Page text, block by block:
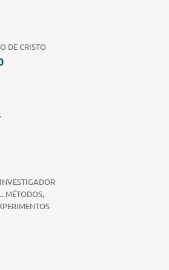
DE CRISTO
MÉTODOS,